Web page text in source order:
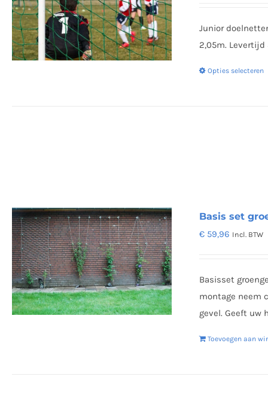
Junior
2,05m.
Opties selecteren
Basis set
€ 59,96 Incl. BTW
Basisset
montage neem
gevel. Geeft uw
Toevoegen aan